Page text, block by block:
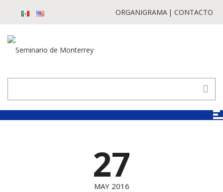
ORGANIGRAMA CONTACTO
27
MAY 2016